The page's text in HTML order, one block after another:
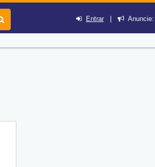
Entrar| Anuncie: